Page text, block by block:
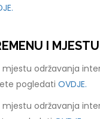
I
održavanja
pogledati OVDJE.
održavanja